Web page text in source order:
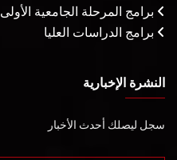
برامج المرحلة الجامعية الأولى
برامج الدراسات العليا
النشرة الإخبارية
سجل ليصلك أحدث الأخبار